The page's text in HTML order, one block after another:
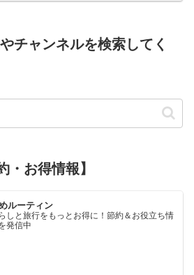
チャンネルを検索してく
・お得情報】
ルーティン
しと旅行をもっとお得に！節約＆お役立ち情
発信中